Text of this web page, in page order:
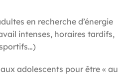
en recherche d’énergie
intenses, horaires tardifs,
adolescents pour être « au